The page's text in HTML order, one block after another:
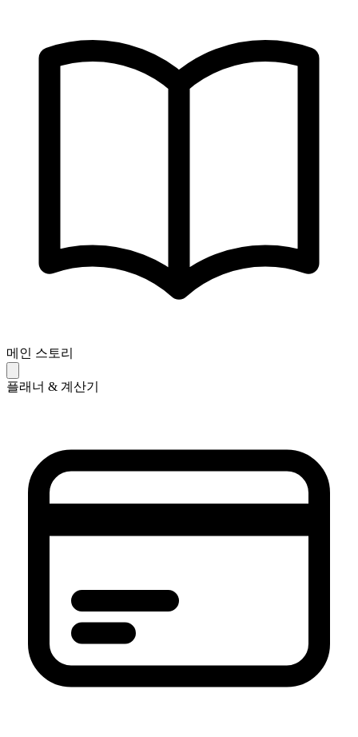
메인 스토리
플래너 & 계산기